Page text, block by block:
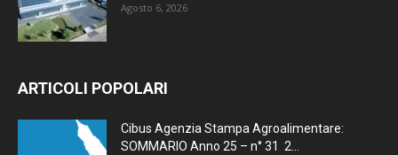
Agosto 6, 2026
ARTICOLI POPOLARI
Cibus Agenzia Stampa Agroalimentare:
SOMMARIO Anno 25 – n° 31 2...